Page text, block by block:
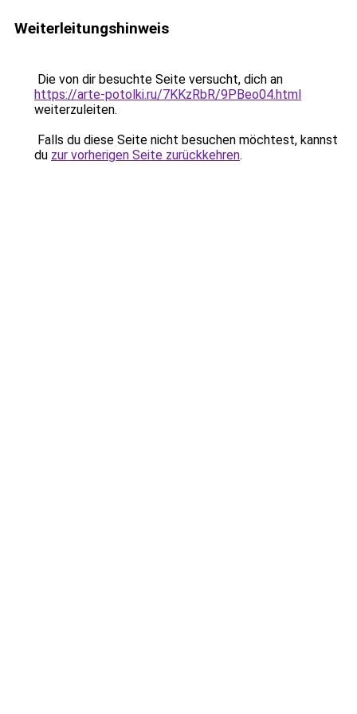
Weiterleitungshinweis
Die von dir besuchte Seite versucht, dich an
https://arte-potolki.ru/7KKzRbR/9PBeo04.html
weiterzuleiten.
Falls du diese Seite nicht besuchen möchtest, kannst
du zur vorherigen Seite zurückkehren.